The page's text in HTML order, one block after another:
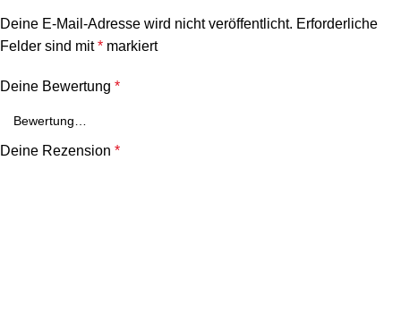
Deine E-Mail-Adresse wird nicht veröffentlicht. Erforderliche
Felder sind mit* markiert
Deine Bewertung *
Deine Rezension *